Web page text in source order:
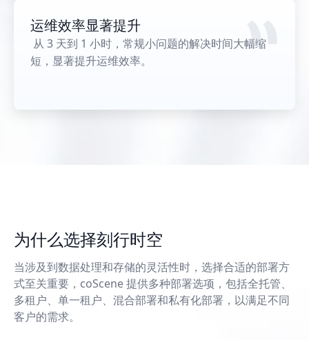
运维效率显著提升
短，显著提升运维效率。
为什么选择刻行时空
当涉及到数据处理和存储的灵活性时，选择合适的部署方
式至关重要，coScene 提供多种部署选项，包括全托管、
多租户、单一租户、混合部署和私有化部署，以满足不同
客户的需求。